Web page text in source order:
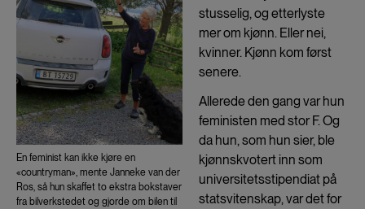
En feminist kan ikke kjøre en
«countryman», mente Janneke van der
Ros, så hun skaffet to ekstra bokstaver
fra bilverkstedet og gjorde om bilen til
stusselig, og etterlyste
mer om kjønn. Eller nei,
kvinner. Kjønn kom først
senere.
Allerede den gang var hun
feministen med stor F. Og
da hun, som hun sier, ble
kjønnskvotert inn som
universitetsstipendiat på
statsvitenskap, var det for